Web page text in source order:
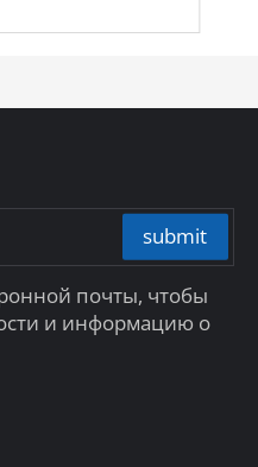
submit
почты, чтобы
и информацию о